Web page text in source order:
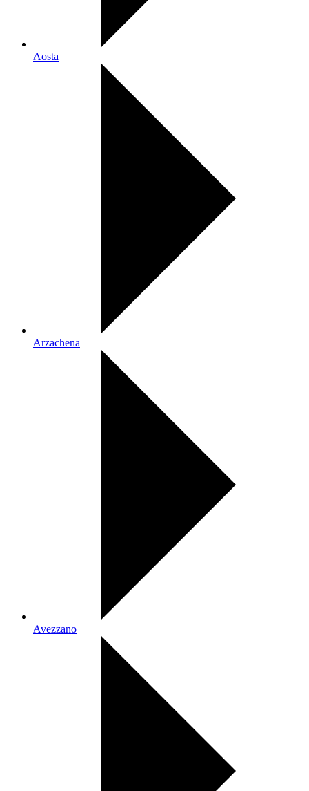
Aosta
Arzachena
Avezzano